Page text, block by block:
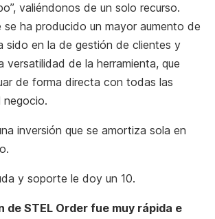
valiéndonos de un solo recurso.
se ha producido un mayor aumento de
sido en la de gestión de clientes y
versatilidad de la herramienta, que
de forma directa con todas las
negocio.
inversión que se amortiza sola en
y soporte le doy un 10.
de STEL Order fue muy rápida e